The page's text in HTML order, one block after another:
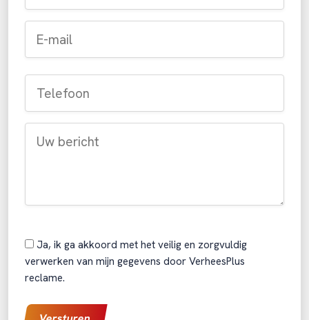
Ja, ik ga akkoord met het veilig en zorgvuldig
verwerken van mijn gegevens door VerheesPlus
reclame.